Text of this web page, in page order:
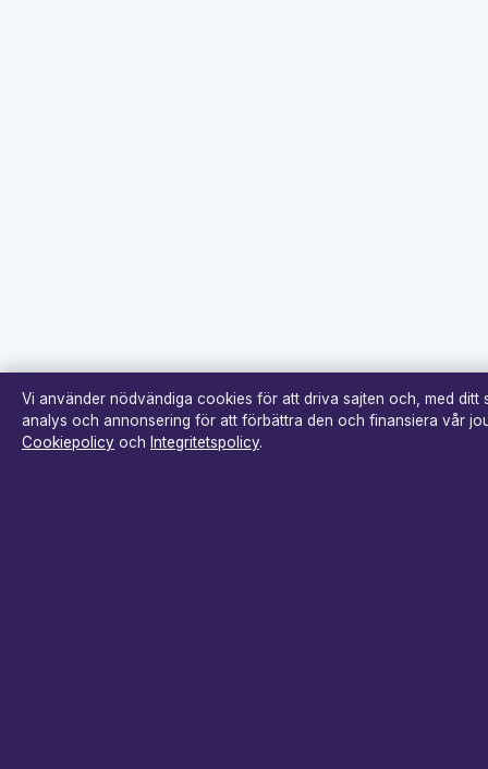
Vi använder nödvändiga cookies för att driva sajten och, med ditt
analys och annonsering för att förbättra den och finansiera vår
Cookiepolicy och Integritetspolicy.